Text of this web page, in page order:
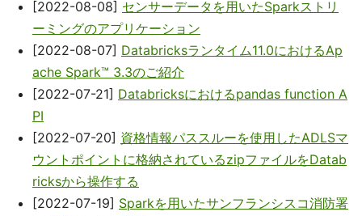
[2022-08-08] センサーデータを用いたSparkストリ
ーミングのアプリケーション
[2022-08-07] Databricksランタイム11.0におけるAp
ache Spark™ 3.3のご紹介
[2022-07-21] Databricksにおけるpandas function A
PI
[2022-07-20] 資格情報パススルーを使用したADLSマ
ウントポイントに格納されているzipファイルをDatab
ricksから操作する
[2022-07-19] Sparkを用いたサンフランシスコ消防署